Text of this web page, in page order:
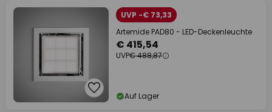
UVP -€ 73,33
Artemide PAD80 - LED-Deckenleuchte
€ 415,54
UVP€ 488,87
Auf Lager